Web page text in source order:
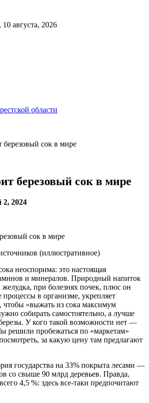
августа, 2026
области
березовый сок в мире
березовый сок в мире
2024
(иллюстративное)
неоспорима: это настоящая
и минералов. Природный напиток
желудка, при болезнях почек, плюс он
в организме, укрепляет
чтобы «выжать из сока максимум
собирать самостоятельно, а лучше
У кого такой возможности нет —
решили пробежаться по «маркетам»
за какую цену там предлагают
государства на 33% покрыта лесами —
со свыше 90 млрд деревьев. Правда,
4,5 %: здесь все-таки предпочитают